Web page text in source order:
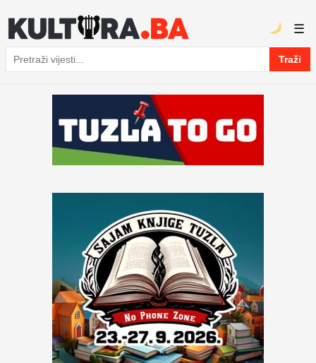
Pretraga
Traži
☰